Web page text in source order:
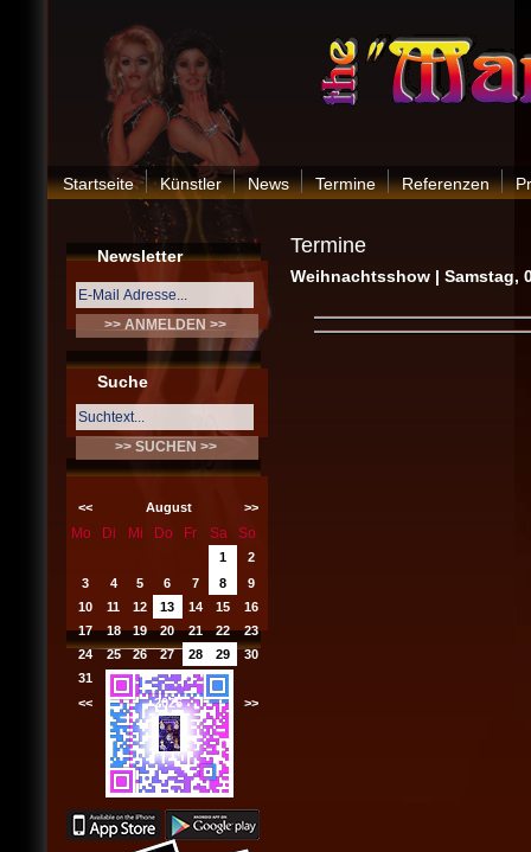
Startseite Künstler News Termine Referenzen
Newsletter
Suche
<< August >>
Mo Di Mi Do Fr Sa So
1
2
3
4 5 6 7 8
9
10
11 12 13 14 15
16
17
18 19 20 21 22
23
24
25 26 27 28 29
30
31
<<
2026 >>
Termine
Weihnachtsshow | Samstag,